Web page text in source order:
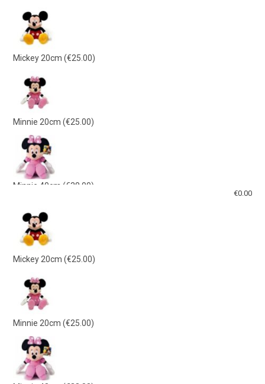
Mickey 20cm (€25.00)
Minnie 20cm (€25.00)
Minnie 40cm (€38.00)
Mickey 40cm
Γαλάζιο Λούτρινο 21εκ
Ροζ Λούτρινο 21εκ
€0.00
Mickey 20cm (€25.00)
Minnie 20cm (€25.00)